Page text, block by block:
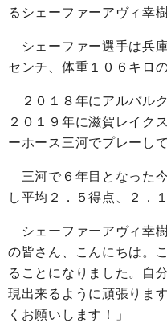
るシェーファーアヴィ幸
シェーファー選手は兵
センチ、体重１０６キロ
２０１８年にアルバル
２０１９年に滋賀レイク
ーホース三河でプレーし
三河で６年目となった
し平均２．５得点、２．
シェーファーアヴィ幸
の皆さん、こんにちは。
ることになりました。自
現出来るように頑張りま
くお願いします！」